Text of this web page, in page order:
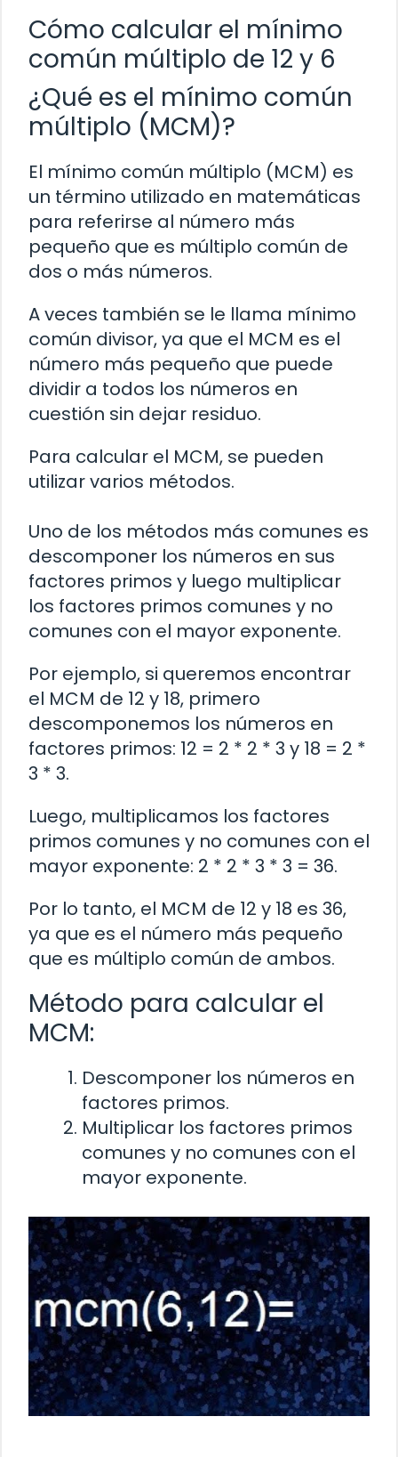
Cómo calcular el mínimo
común múltiplo de 12 y 6
¿Qué es el mínimo común
múltiplo (MCM)?
El mínimo común múltiplo (MCM) es
un término utilizado en matemáticas
para referirse al número más
pequeño que es múltiplo común de
dos o más números.
A veces también se le llama mínimo
común divisor, ya que el MCM es el
número más pequeño que puede
dividir a todos los números en
cuestión sin dejar residuo.
Para calcular el MCM, se pueden
utilizar varios métodos.
Uno de los métodos más comunes es
descomponer los números en sus
factores primos y luego multiplicar
los factores primos comunes y no
comunes con el mayor exponente.
Por ejemplo, si queremos encontrar
el MCM de 12 y 18, primero
descomponemos los números en
factores primos: 12 = 2 * 2 * 3 y 18 = 2 *
3 * 3.
Luego, multiplicamos los factores
primos comunes y no comunes con el
mayor exponente: 2 * 2 * 3 * 3 = 36.
Por lo tanto, el MCM de 12 y 18 es 36,
ya que es el número más pequeño
que es múltiplo común de ambos.
Método para calcular el
MCM:
Descomponer los números en
factores primos.
Multiplicar los factores primos
comunes y no comunes con el
mayor exponente.